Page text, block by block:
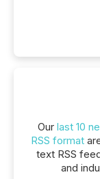
Our last 10
RSS format
text RSS
and